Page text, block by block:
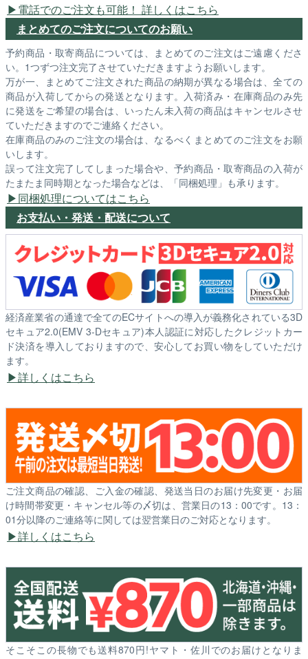
電話でのご注文も可能！ 詳しくはこちら
まとめてのご注文についてのお願い
予約商品・取寄商品については、まとめてのご注文はご遠慮くださ
い。1つずつ注文完了させていただきますようお願いします。
万が一、まとめてご注文された商品の納期が異なる場合は、全ての
商品が入荷してからの発送となります。入荷済み・在庫商品のみ先
に発送をご希望の場合は、いったん未入荷の商品はキャンセルさせ
ていただきますのでご連絡ください。
在庫商品のみのご注文の場合は、なるべくまとめてのご注文をお願
いします。
誤って注文完了してしまった場合や、予約商品・取寄商品の入荷が
たまたま同時期となった場合などは、「同梱処理」も承ります。
同梱処理についてはこちら
お支払い・発送・配送について
経済産業省の通達で全てのECサイトへの導入が義務化されている3D
セキュア2.0(EMV 3-Dセキュア)本人認証に対応したクレジットカー
ド決済を導入しておりますので、安心してお買い物をしていただけ
ます。
詳しくはこちら
ご注文商品の確認、ご入金の確認、発送当日のお届け先変更・お届
け時間帯変更・キャンセル等の〆切は、営業日の13：00です。13：
01分以降のご連絡等に関しては翌営業日のご対応となります。
詳しくはこちら
そこそこの長物でも送料870円!ヤマト・佐川でのお届けとなりま